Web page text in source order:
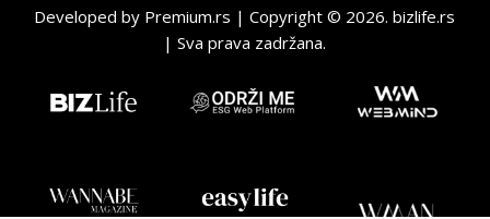
Developed by Premium.rs | Copyright © 2026.bizlife.rs
| Sva prava zadržana.